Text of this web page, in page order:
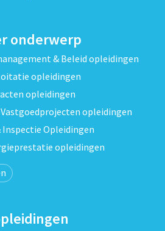
onderwerp
& Beleid opleidingen
opleidingen
opleidingen
opleidingen
Inspectie Opleidingen
opleidingen